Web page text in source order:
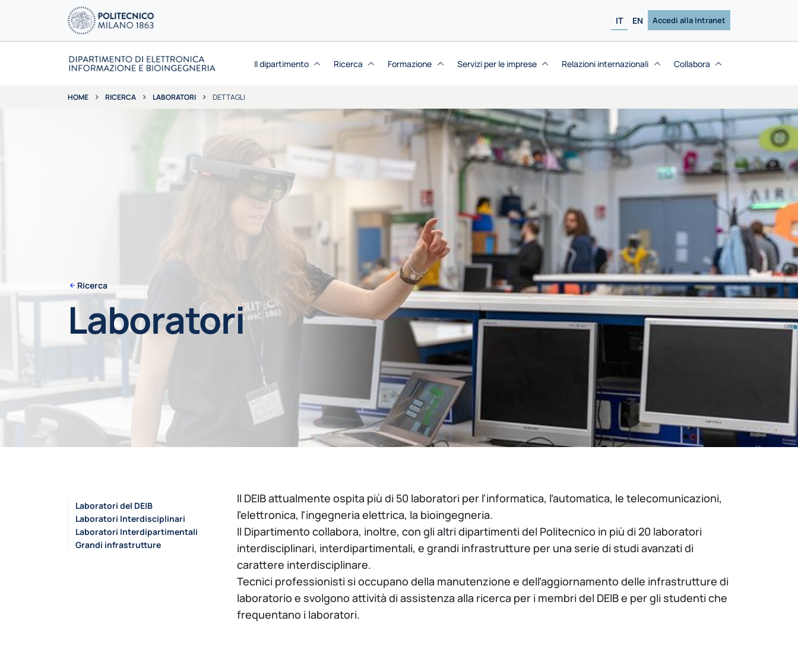
IT EN Accedi alla Intranet
Il dipartimento Ricerca Formazione Servizi per le imprese Relazioni internazionali Collabora
HOME RICERCA LABORATORI DETTAGLI
Ricerca
Laboratori
Laboratori del DEIB
Laboratori Interdisciplinari
Laboratori Interdipartimentali
Grandi infrastrutture
Il DEIB attualmente ospita più di 50 laboratori per l’informatica, l’automatica, le telecomunicazioni,
l’elettronica, l'ingegneria elettrica, la bioingegneria.
Il Dipartimento collabora, inoltre, con gli altri dipartimenti del Politecnico in più di 20 laboratori
interdisciplinari, interdipartimentali, e grandi infrastrutture per una serie di studi avanzati di
carattere interdisciplinare.
Tecnici professionisti si occupano della manutenzione e dell’aggiornamento delle infrastrutture di
laboratorio e svolgono attività di assistenza alla ricerca per i membri del DEIB e per gli studenti che
frequentano i laboratori.